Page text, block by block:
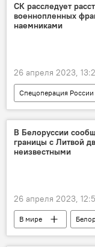
СК расследует
военнопленных
наемниками
26 апреля 2023,
Спецоперация
В мире
СК России
В Белоруссии
границы с Литвой
неизвестными
26 апреля 2023,
В мире
В Литве